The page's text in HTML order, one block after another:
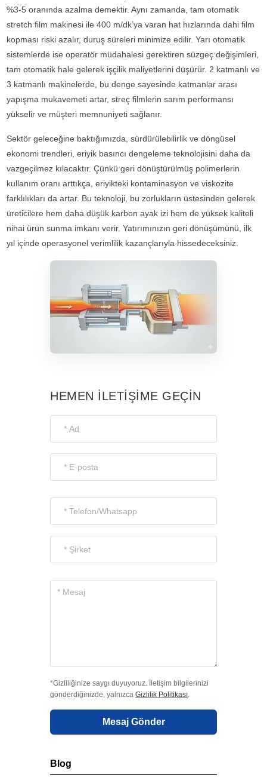
%3-5 oranında azalma demektir. Aynı zamanda, tam otomatik
stretch film makinesi ile 400 m/dk’ya varan hat hızlarında dahi film
kopması riski azalır, duruş süreleri minimize edilir. Yarı otomatik
sistemlerde ise operatör müdahalesi gerektiren süzgeç değişimleri,
tam otomatik hale gelerek işçilik maliyetlerini düşürür. 2 katmanlı ve
3 katmanlı makinelerde, bu denge sayesinde katmanlar arası
yapışma mukavemeti artar, streç filmlerin sarım performansı
yükselir ve müşteri memnuniyeti sağlanır.
Sektör geleceğine baktığımızda, sürdürülebilirlik ve döngüsel
ekonomi trendleri, eriyik basıncı dengeleme teknolojisini daha da
vazgeçilmez kılacaktır. Çünkü geri dönüştürülmüş polimerlerin
kullanım oranı arttıkça, eriyikteki kontaminasyon ve viskozite
farklılıkları da artar. Bu teknoloji, bu zorlukların üstesinden gelerek
üreticilere hem daha düşük karbon ayak izi hem de yüksek kaliteli
nihai ürün sunma imkanı verir. Yatırımınızın geri dönüşümünü, ilk
yıl içinde operasyonel verimlilik kazançlarıyla hissedeceksiniz.
HEMEN İLETİŞİME GEÇİN
*Gizliliğinize saygı duyuyoruz. İletişim bilgilerinizi
gönderdiğinizde, yalnızca Gizlilik Politikası.
Mesaj Gönder
Blog